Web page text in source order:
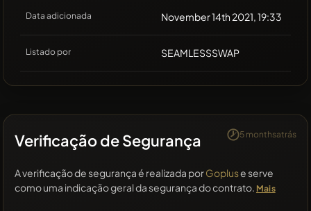
Data adicionada November 14th 2021, 19:33
Listado por SEAMLESSSWAP
Verificação de Segurança 5 monthsatrás
A verificação de segurança é realizada porGopluse serve
como uma indicação geral da segurança do contrato. Mais